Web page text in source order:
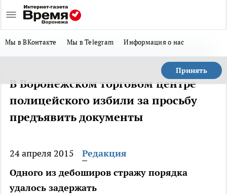
Мы в ВКонтакте Мы в Telegram Информация о нас
Принять
В Воронежском торговом центре
полицейского избили за просьбу
предъявить документы
24 апреля 2015
Редакция
Одного из дебоширов стражу порядка
удалось задержать